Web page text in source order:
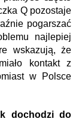
Q pozostaje
pogarszać
najlepiej
wskazują, że
kontakt z
w Polsce
dochodzi do